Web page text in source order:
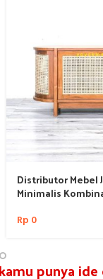
Distributor Mebel
Minimalis
Rp 0
punya